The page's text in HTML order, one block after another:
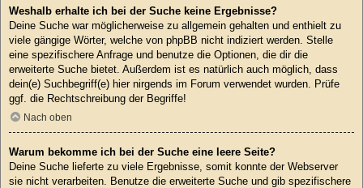
Weshalb erhalte ich bei der Suche keine Ergebnisse?
Deine Suche war möglicherweise zu allgemein gehalten und enthielt zu
viele gängige Wörter, welche von phpBB nicht indiziert werden. Stelle
eine spezifischere Anfrage und benutze die Optionen, die dir die
erweiterte Suche bietet. Außerdem ist es natürlich auch möglich, dass
dein(e) Suchbegriff(e) hier nirgends im Forum verwendet wurden. Prüfe
ggf. die Rechtschreibung der Begriffe!
Nach oben
Warum bekomme ich bei der Suche eine leere Seite?
Deine Suche lieferte zu viele Ergebnisse, somit konnte der Webserver
sie nicht verarbeiten. Benutze die erweiterte Suche und gib spezifischere